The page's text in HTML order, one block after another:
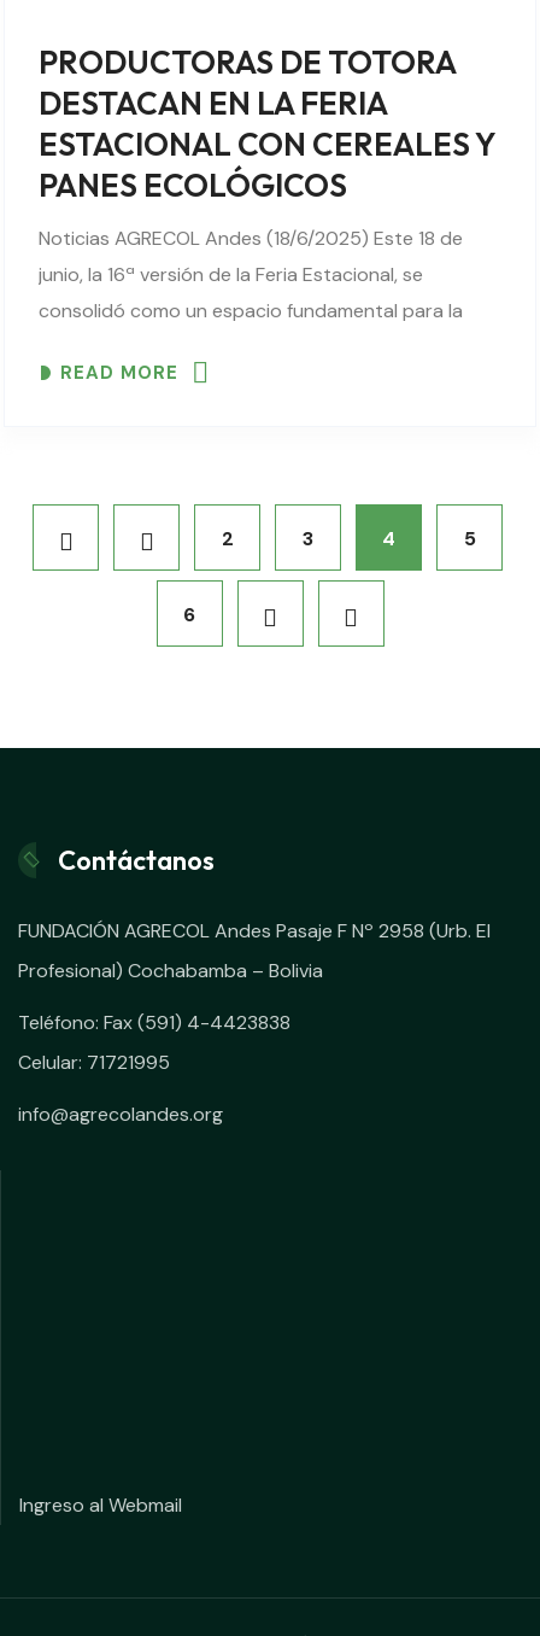
PRODUCTORAS DE TOTORA
DESTACAN EN LA FERIA
ESTACIONAL CON CEREALES Y
PANES ECOLÓGICOS
Noticias AGRECOL Andes (18/6/2025) Este 18 de
junio, la 16ª versión de la Feria Estacional, se
consolidó como un espacio fundamental para la
de distintas regiones del departamento, entre ellas
READ MORE
2 3 4 5
6
Contáctanos
FUNDACIÓN AGRECOL Andes Pasaje F Nº 2958 (Urb. El
Profesional) Cochabamba – Bolivia
Teléfono: Fax (591) 4-4423838
Celular: 71721995
info@agrecolandes.org
Ingreso al Webmail